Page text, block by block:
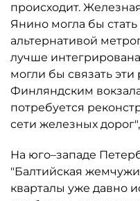
происходит.
Янино могла бы
альтернативой
лучше
могли бы связать
Финляндским
потребуется
сети железных
На юго–западе
"Балтийская
кварталы уже давно